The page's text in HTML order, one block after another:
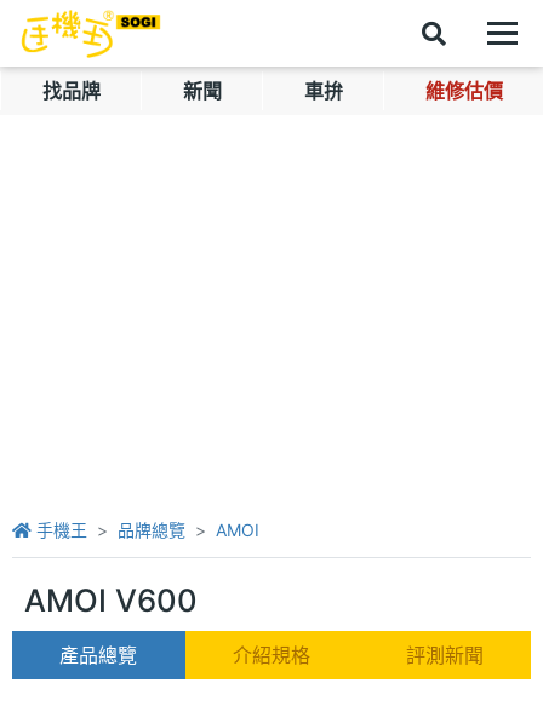
找品牌 新聞 車拚 維修估價
手機王 品牌總覽 AMOI
AMOI V600
產品總覽 介紹規格 評測新聞